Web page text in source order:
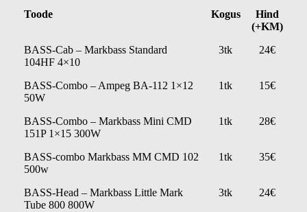
Toode Kogus
Hind
(+KM)
BASS-Cab – Markbass Standard
104HF 4×10
3tk 24€
BASS-Combo – Ampeg BA-112 1×12
50W
1tk 15€
BASS-Combo – Markbass Mini CMD
151P 1×15 300W
1tk 28€
BASS-combo Markbass MM CMD 102
500w
1tk 35€
BASS-Head – Markbass Little Mark
Tube 800 800W
3tk 24€